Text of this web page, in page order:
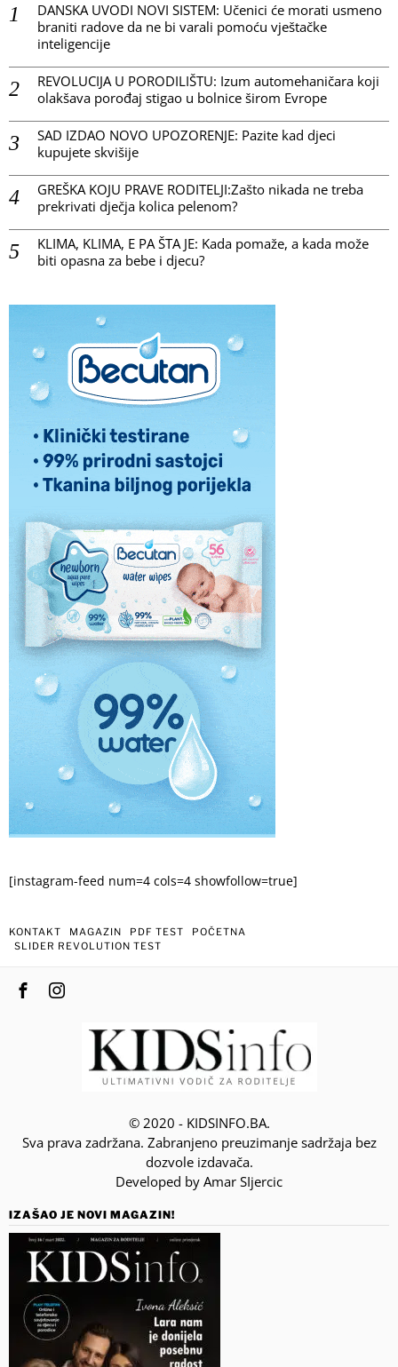
DANSKA UVODI NOVI SISTEM: Učenici će morati usmeno
braniti radove da ne bi varali pomoću vještačke
inteligencije
REVOLUCIJA U PORODILIŠTU: Izum automehaničara koji
olakšava porođaj stigao u bolnice širom Evrope
SAD IZDAO NOVO UPOZORENJE: Pazite kad djeci
kupujete skvišije
GREŠKA KOJU PRAVE RODITELJI:Zašto nikada ne treba
prekrivati dječja kolica pelenom?
KLIMA, KLIMA, E PA ŠTA JE: Kada pomaže, a kada može
biti opasna za bebe i djecu?
[instagram-feed num=4 cols=4 showfollow=true]
KONTAKT MAGAZIN PDF TEST
POČETNA
SLIDER REVOLUTION TEST
© 2020 - KIDSINFO.BA.
Sva prava zadržana. Zabranjeno preuzimanje sadržaja bez
dozvole izdavača.
Developed by Amar SIjercic
IZAŠAO JE NOVI MAGAZIN!